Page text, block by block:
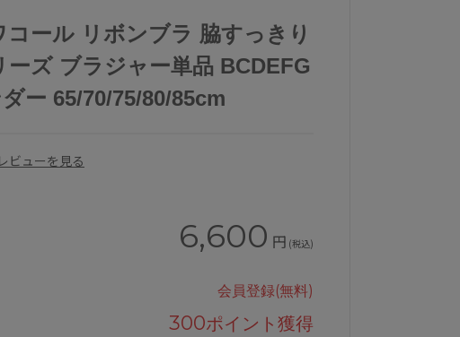
コール リボンブラ 脇すっきり
ーズ ブラジャー単品 BCDEFG
ー 65/70/75/80/85cm
レビューを見る
6,600 円 (税込)
会員登録(無料)
300ポイント獲得